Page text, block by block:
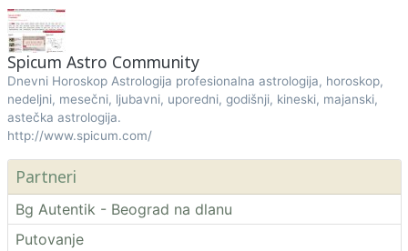
Spicum Astro Community
Dnevni Horoskop Astrologija profesionalna astrologija, horoskop,
nedeljni, mesečni, ljubavni, uporedni, godišnji, kineski, majanski,
astečka astrologija.
http://www.spicum.com/
Partneri
Bg Autentik - Beograd na dlanu
Putovanje